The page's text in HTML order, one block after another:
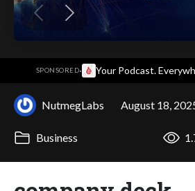
SPONSORED· Your Podcast.
NutmegLabs August 18,
Business